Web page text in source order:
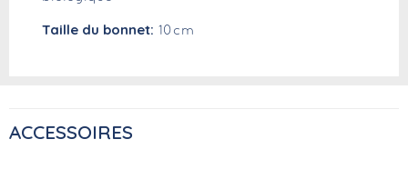
Taille du bonnet: 10cm
ACCESSOIRES